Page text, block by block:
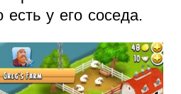
есть у его соседа.